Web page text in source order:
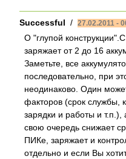
Successful / 27.02.2011 -
О "глупой
заряжает от 2 до 16
Заметьте, все
последовательно, при
неодинаково. Один
факторов (срок службы,
зарядки и работы и т.п.),
свою очередь снижает
ПИКе, заряжает и
отдельно и если Вы